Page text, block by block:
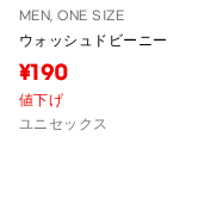
MEN, ONE SIZE
ウォッシュドビーニー
¥190
値下げ
ユニセックス